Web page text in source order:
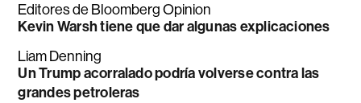
Editores de Bloomberg Opinion
Kevin Warsh tiene que dar algunas explicaciones
Liam Denning
Un Trump acorralado podría volverse contra las
grandes petroleras